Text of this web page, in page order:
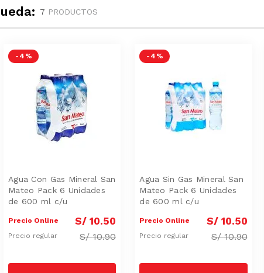
7 PRODUCTOS
- 4 %
Agua Con Gas Mineral San
Mateo Pack 6 Unidades
de 600 ml c/u
Precio Online S/ 10.50
Precio regular S/10.90
- 4 %
Agua Sin Gas Mineral San
Mateo Pack 6 Unidades
de 600 ml c/u
Precio Online S/ 10.50
Precio regular S/10.90